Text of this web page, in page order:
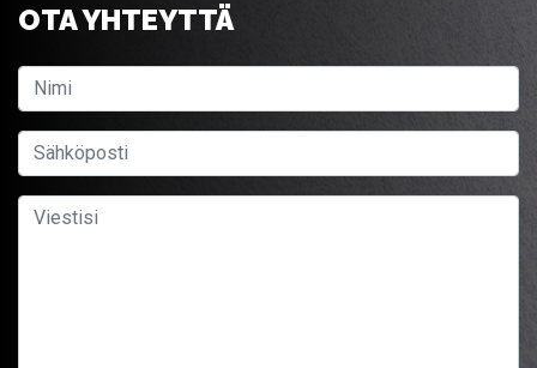
OTA YHTEYTTÄ